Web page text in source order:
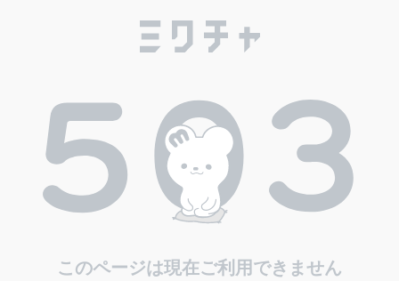
このページは現在ご利用できません